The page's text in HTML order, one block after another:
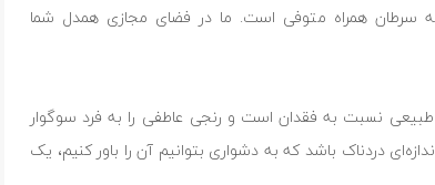
به سرطان همراه متوفی است. ما در فضای مجازی همدل شما
نسبت به فقدان است و رنجی عاطفی را به فرد سوگوار
دردناک باشد که به دشواری بتوانیم آن را باور کنیم‌، یک